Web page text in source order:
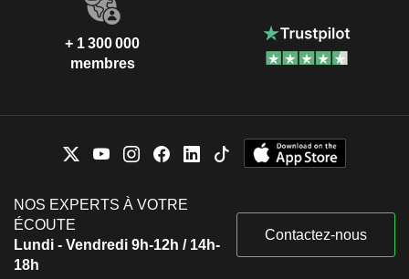
+ 1 300 000
membres
NOS EXPERTS À VOTRE
ÉCOUTE
Lundi - Vendredi 9h-12h / 14h-
18h
Contactez-nous